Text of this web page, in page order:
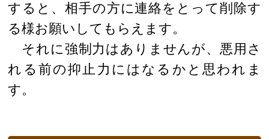
すると、相手の方に連絡をとって削除す
る様お願いしてもらえます。
それに強制力はありませんが、悪用さ
れる前の抑止力にはなるかと思われま
す。